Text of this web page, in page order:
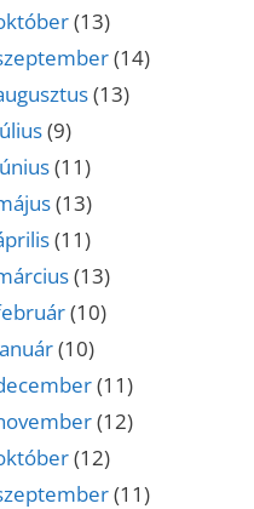
(13)
(14)
(13)
(9)
(11)
(13)
(11)
(13)
(10)
(10)
(11)
(12)
(12)
(11)